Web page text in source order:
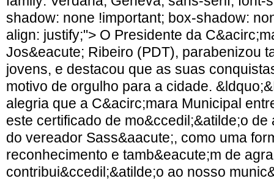
shadow: none !important; box-shadow:
align: justify;"> O Presidente da
Jos&eacute; Ribeiro (PDT), parabenizou
jovens, e destacou que as suas
motivo de orgulho para a cidade.
alegria que a C&acirc;mara Municipal
este certificado de mo&ccedil;&atilde;o
do vereador Sass&aacute;, como uma
reconhecimento e tamb&eacute;m de
contribui&ccedil;&atilde;o ao nosso